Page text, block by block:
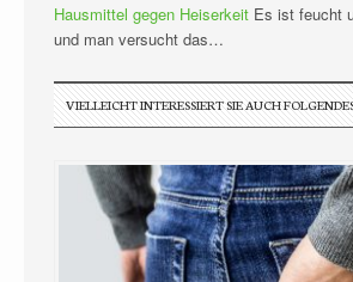
Hausmittel gegen Heiserkeit Es ist feucht
und man versucht das…
VIELLEICHT INTERESSIERT SIE AUCH